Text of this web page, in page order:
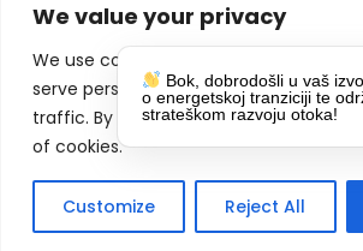
We value your privacy
We use cookies to enhance your
serve personalized ads or content, and
traffic. By clicking "Accept All", you
of cookies.
Customize Reject All
Klikom na gumb dajete
primanje novosti Pokreta
slažete spolitikom
DRUŠTVENE
Bok, dobrodošli u vaš
o energetskoj tranziciji te
strateškom razvoju otoka!